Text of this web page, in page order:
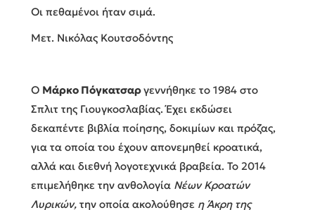
Οι πεθαμένοι ήταν σιμά.
Μετ. Νικόλας Κουτσοδόντης
Ο Μάρκο Πόγκατσαργεννήθηκε το 1984 στο
Σπλιτ της Γιουγκοσλαβίας. Έχει εκδώσει
δεκαπέντε βιβλία ποίησης, δοκιμίων και πρόζας,
για τα οποία του έχουν απονεμηθεί κροατικά,
αλλά και διεθνή λογοτεχνικά βραβεία. Το 2014
επιμελήθηκε την ανθολογία Νέων Κροατών
Λυρικών, την οποία ακολούθησε η Άκρη της